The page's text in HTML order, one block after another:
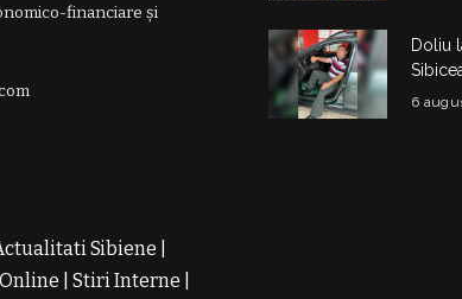
financiare și
Sibiene
Stiri Interne
Doliu
„micii
6